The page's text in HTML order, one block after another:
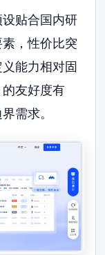
设贴合国内研
，性价比突
能力相对固
友好度有
需求。